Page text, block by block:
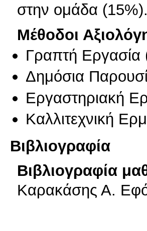
στην ομάδα (15%).
Μέθοδοι
Γραπτή Εργασία
Δημόσια
Εργαστηριακή
Καλλιτεχνική
Βιβλιογραφία
Βιβλιογραφία
Καρακάσης Α.